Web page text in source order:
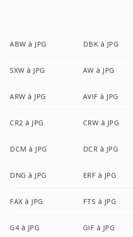
ABW à JPG DBK à JPG
SXW à JPG AW à JPG
ARW à JPG AVIF à JPG
CR2 à JPG CRW à JPG
DCM à JPG DCR à JPG
DNG à JPG ERF à JPG
FAX à JPG FTS à JPG
G4 à JPG GIF à JPG